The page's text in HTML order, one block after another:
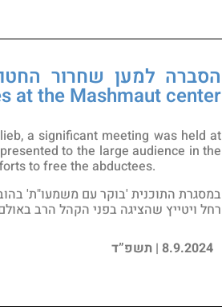
at the Mashmaut center​
a significant meeting was held at
to the large audience in the
to free the abductees.
במסגרת התוכנית 'בוקר עם משמעו"ת'
רחל ויטייץ שהציגה בפני הקהל הרב
8.9.2024 | תשפ”ד